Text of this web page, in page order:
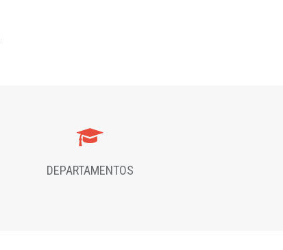
DEPARTAMENTOS